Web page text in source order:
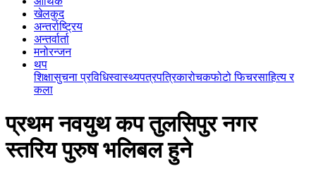
खेलकुद
अन्तर्राष्ट्रिय
अन्तर्वार्ता
मनोरन्जन
थप
शिक्षासुचना प्रविधिस्वास्थ्यपत्रपत्रिकारोचकफोटो फिचरसाहित्य र
कला
प्रथम नवयुथ कप तुलसिपुर नगर
स्तरिय पुरुष भलिबल हुने